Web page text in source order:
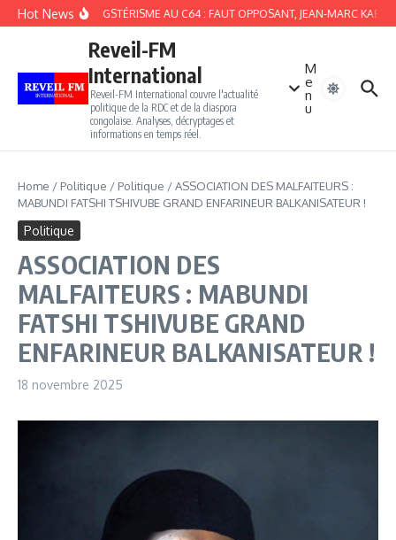
Aller au contenu
Hot NewsDU GANGSTÉRISME AU C64 : FAUT OPPOSANT, JEAN-MARC
Reveil-FM
International
Reveil-FM International couvre l'actualité
politique de la RDC et de la diaspora
congolaise. Analyses, décryptages et
informations en temps réel.
M
e
n
u
Home / Politique / Politique /ASSOCIATION DES MALFAITEURS :
MABUNDI FATSHI TSHIVUBE GRAND ENFARINEUR BALKANISATEUR !
Politique
ASSOCIATION DES
MALFAITEURS : MABUNDI
FATSHI TSHIVUBE GRAND
ENFARINEUR BALKANISATEUR !
18 novembre 2025